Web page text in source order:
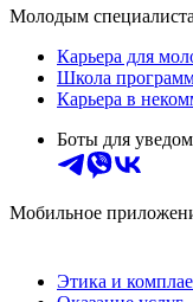
Молодым
Карьера для
Школа
Карьера в
Боты для
Мобильное
Этика и